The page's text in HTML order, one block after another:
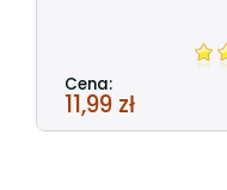
Cena:
11,99 zł